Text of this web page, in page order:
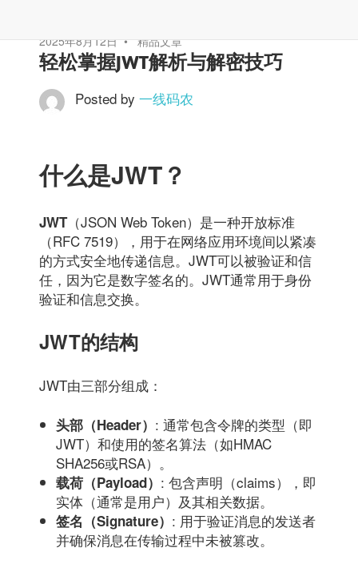
2025年8月12日 精品文章
轻松掌握JWT解析与解密技巧
Posted by 一线码农
什么是JWT？
JWT（JSON Web Token）是一种开放标准
（RFC 7519），用于在网络应用环境间以紧凑
的方式安全地传递信息。JWT可以被验证和信
任，因为它是数字签名的。JWT通常用于身份
验证和信息交换。
JWT的结构
JWT由三部分组成：
头部（Header） : 通常包含令牌的类型（即
JWT）和使用的签名算法（如HMAC
SHA256或RSA）。
载荷（Payload） : 包含声明（claims），即
实体（通常是用户）及其相关数据。
签名（Signature） : 用于验证消息的发送者
并确保消息在传输过程中未被篡改。